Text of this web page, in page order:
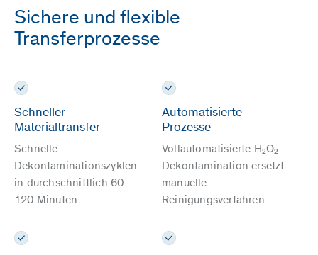
Sichere und flexible
Transferprozesse
Schneller
Materialtransfer
Schnelle
Dekontaminationszyklen
in durchschnittlich 60–
120 Minuten
Automatisierte
Prozesse
Vollautomatisierte H₂O₂-
Dekontamination ersetzt
manuelle
Reinigungsverfahren